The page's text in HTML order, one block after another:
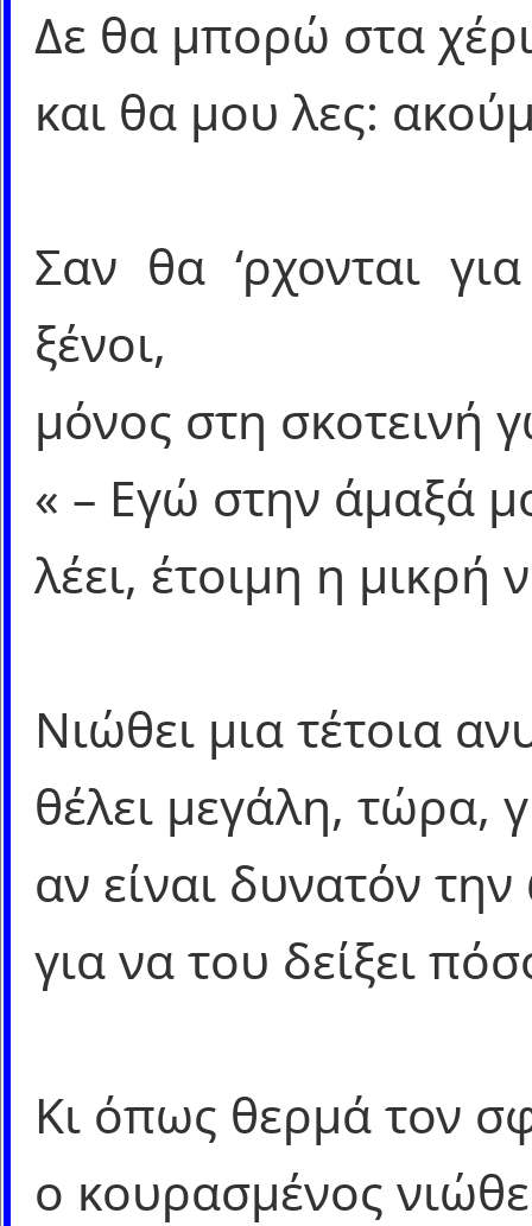
Δε θα μπορώ στα
και θα μου λες:
Σαν θα ‘ρχονται
ξένοι,
μόνος στη σκοτεινή
« – Εγώ στην άμαξά
λέει, έτοιμη η μικρή
Νιώθει μια τέτοια
θέλει μεγάλη, τώρα,
αν είναι δυνατόν
για να του δείξει
Κι όπως θερμά τον
ο κουρασμένος